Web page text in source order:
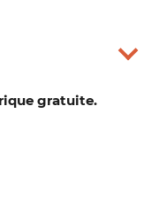
gratuite.